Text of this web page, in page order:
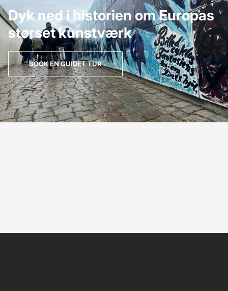
Dyk ned i historien om Europas
størset kunstværk
BOOK EN GUIDET TUR